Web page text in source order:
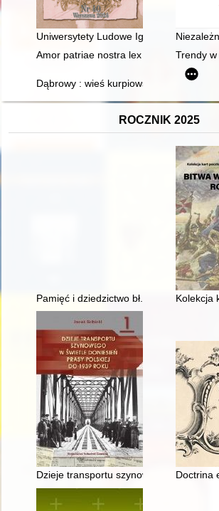
Uniwersytety Ludowe Ignacego i Zofii
Amor patriae nostra lex - recenzja]Trendy
Dąbrowy : wieś kurpiowska z pogranicza
ROCZNIK 2025
Pamięć i dziedzictwo bł. księdzaKolekcja
Dzieje transportu szynowego w świetle
Doctrina